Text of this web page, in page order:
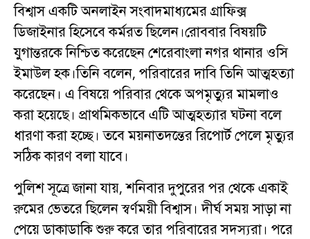
বিশ্বাস একটি অনলাইন সংবাদমাধ্যমের গ্রাফিক্স
ডিজাইনার হিসেবে কর্মরত ছিলেন।রোববার বিষয়টি
যুগান্তরকে নিশ্চিত করেছেন শেরেবাংলা নগর থানার ওসি
ইমাউল হক।তিনি বলেন, পরিবারের দাবি তিনি আত্মহত্যা
করেছেন। এ বিষয়ে পরিবার থেকে অপমৃত্যুর মামলাও
করা হয়েছে। প্রাথমিকভাবে এটি আত্মহত্যার ঘটনা বলে
ধারণা করা হচ্ছে। তবে ময়নাতদন্তের রিপোর্ট পেলে মৃত্যুর
সঠিক কারণ বলা যাবে।
পুলিশ সূত্রে জানা যায়, শনিবার দুপুরের পর থেকে একাই
রুমের ভেতরে ছিলেন স্বর্ণময়ী বিশ্বাস। দীর্ঘ সময় সাড়া না
পেয়ে ডাকাডাকি শুরু করে তার পরিবারের সদস্যরা। পরে